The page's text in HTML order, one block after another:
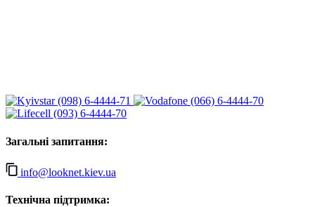
(098) 6-4444-71
(066) 6-4444-70
(093) 6-4444-70
Загальні запитання:
info@looknet.kiev.ua
Технічна підтримка: